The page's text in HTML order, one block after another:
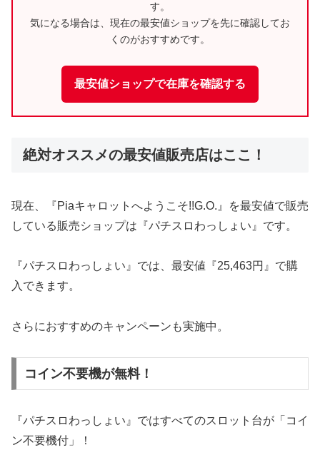
す。
気になる場合は、現在の最安値ショップを先に確認してお
くのがおすすめです。
最安値ショップで在庫を確認する
絶対オススメの最安値販売店はここ！
現在、『Piaキャロットへようこそ!!G.O.』を最安値で販売
している販売ショップは『パチスロわっしょい』です。
『パチスロわっしょい』では、最安値『25,463円』で購
入できます。
さらにおすすめのキャンペーンも実施中。
コイン不要機が無料！
『パチスロわっしょい』ではすべてのスロット台が「コイ
ン不要機付」！